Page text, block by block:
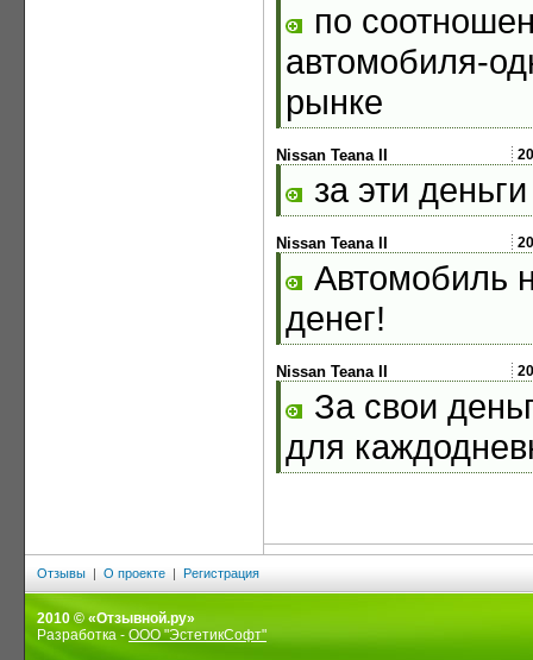
по
автомобиля-
рынке
Nissan Teana II
за эти
Nissan Teana II
Автомобиль
денег!
Nissan Teana II
За свои
для
Отзывы | О проекте | Регистрация
2010 © «Отзывной.ру»
Разработка - ООО "ЭстетикСофт"